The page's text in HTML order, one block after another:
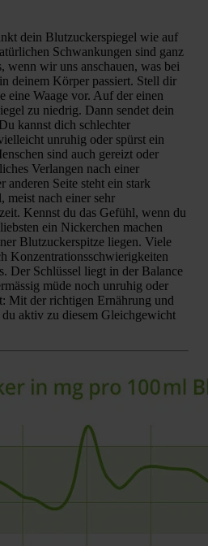
dein Blutzuckerspiegel wie auf
Schwankungen sind ganz
wenn wir uns anschauen, was bei
deinem Körper passiert. Stell dir
eine Waage vor. Auf der einen
zu niedrig. Dann sendet dein
kannst dich schlechter
unruhig oder spürst ein
sind auch gereizt oder
Verlangen nach einer
Seite steht ein stark
meist nach einer sehr
Kennst du das Gefühl, wenn du
ein Nickerchen machen
Blutzuckerspitze liegen. Viele
Konzentrationsschwierigkeiten
Der Schlüssel liegt in der Balance
müde noch unruhig oder
Mit der richtigen Ernährung und
aktiv zu diesem Gleichgewicht